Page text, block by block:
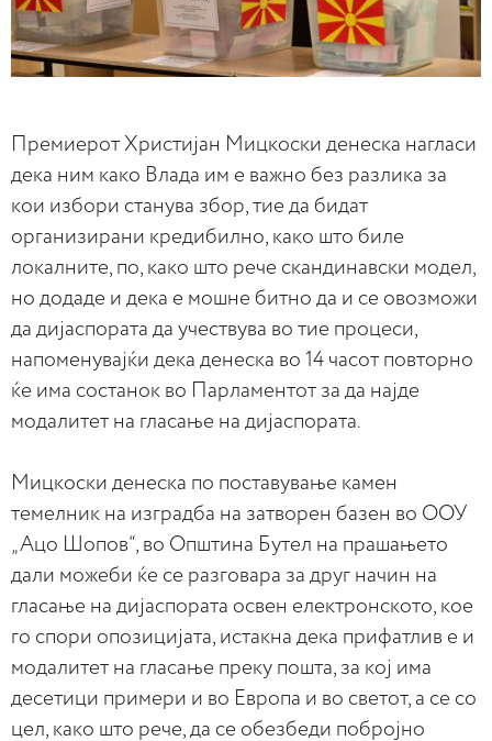
Премиерот Христијан Мицкоски денеска нагласи
дека ним како Влада им е важно без разлика за
кои избори станува збор, тие да бидат
организирани кредибилно, како што биле
локалните, по, како што рече скандинавски модел,
но додаде и дека е мошне битно да и се овозможи
да дијаспората да учествува во тие процеси,
напоменувајќи дека денеска во 14 часот повторно
ќе има состанок во Парламентот за да најде
модалитет на гласање на дијаспората.
Мицкоски денеска по поставување камен
темелник на изградба на затворен базен во ООУ
„Ацо Шопов“, во Општина Бутел на прашањето
дали можеби ќе се разговара за друг начин на
гласање на дијаспората освен електронското, кое
го спори опозицијата, истакна дека прифатлив е и
модалитет на гласање преку пошта, за кој има
десетици примери и во Европа и во светот, а се со
цел, како што рече, да се обезбеди побројно